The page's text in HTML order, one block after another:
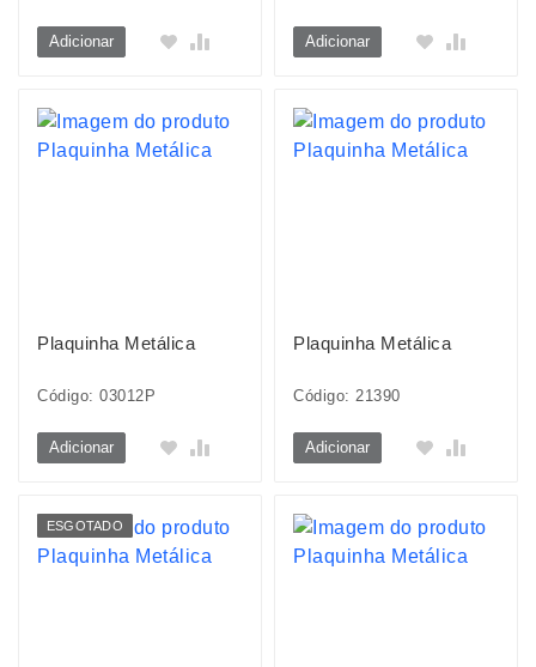
Adicionar Adicionar
Plaquinha Metálica
Código: 03012P
Adicionar
Plaquinha Metálica
Código: 21390
Adicionar
ESGOTADO